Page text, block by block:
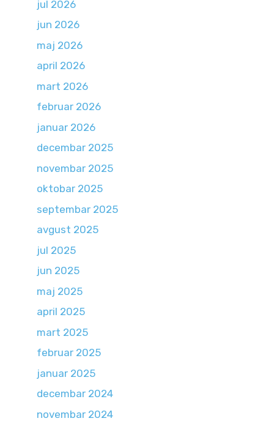
jul 2026
jun 2026
maj 2026
april 2026
mart 2026
februar 2026
januar 2026
decembar 2025
novembar 2025
oktobar 2025
septembar 2025
avgust 2025
jul 2025
jun 2025
maj 2025
april 2025
mart 2025
februar 2025
januar 2025
decembar 2024
novembar 2024